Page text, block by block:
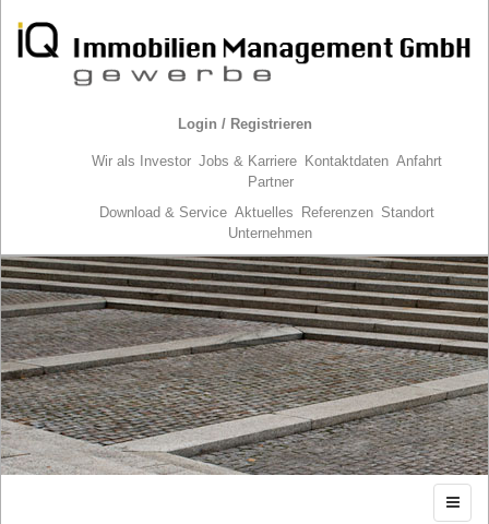
Login / Registrieren
Wir als Investor Jobs & Karriere Kontaktdaten Anfahrt
Partner
Download & Service Aktuelles Referenzen Standort
Unternehmen